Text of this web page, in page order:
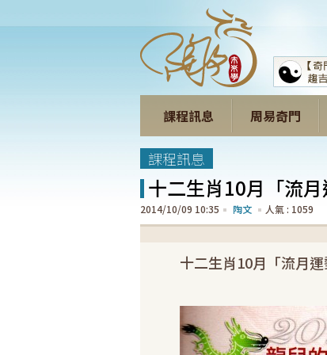
課程訊息 周易奇門
課程訊息
十二生肖10月「流
2014/10/09 10:35 陶文 1059
十二生肖10月「流月運